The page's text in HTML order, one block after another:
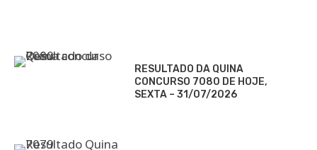
RESULTADO DA QUINA
CONCURSO 7080 DE HOJE,
SEXTA – 31/07/2026